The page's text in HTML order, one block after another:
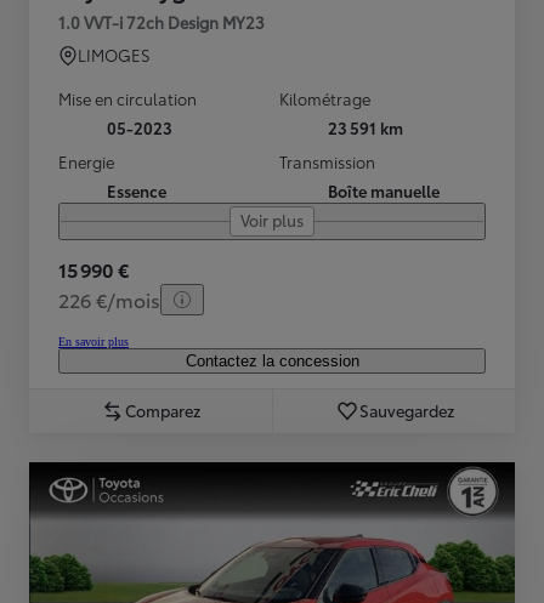
1.0 VVT-i 72ch Design MY23
LIMOGES
Mise en circulation
05-2023
Kilométrage
23 591 km
Energie
Essence
Transmission
Boîte manuelle
Voir plus
15 990 €
226 €/mois
En savoir plus
Contactez la concession
Comparez Sauvegardez